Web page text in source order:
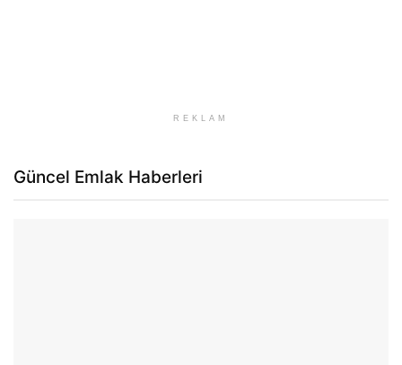
REKLAM
Güncel Emlak Haberleri